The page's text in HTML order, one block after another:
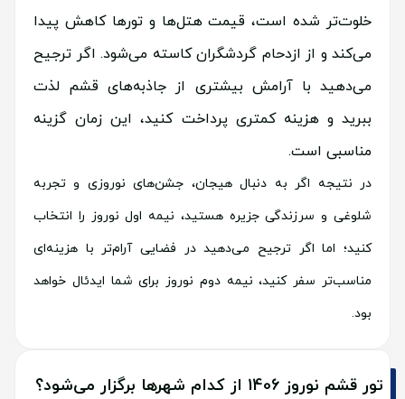
خلوت‌تر شده است، قیمت هتل‌ها و تورها کاهش پیدا
می‌کند و از ازدحام گردشگران کاسته می‌شود. اگر ترجیح
می‌دهید با آرامش بیشتری از جاذبه‌های قشم لذت
ببرید و هزینه کمتری پرداخت کنید، این زمان گزینه
مناسبی است.
در نتیجه اگر به دنبال هیجان، جشن‌های نوروزی و تجربه
شلوغی و سرزندگی جزیره هستید، نیمه اول نوروز را انتخاب
کنید؛ اما اگر ترجیح می‌دهید در فضایی آرام‌تر با هزینه‌ای
مناسب‌تر سفر کنید، نیمه دوم نوروز برای شما ایدئال خواهد
بود.
تور قشم نوروز 1406 از کدام شهرها برگزار می‌شود؟